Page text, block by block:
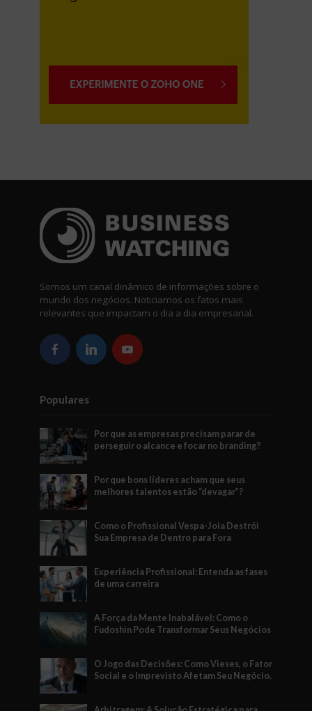
Somos um canal dinâmico de informações sobre o
mundo dos negócios. Noticiamos os fatos mais
relevantes que impactam o dia a dia empresarial.
Populares
Por que as empresas precisam parar de
perseguir o alcance e focar no branding?
Por que bons líderes acham que seus
melhores talentos estão “devagar”?
Como o Profissional Vespa-Joia Destrói
Sua Empresa de Dentro para Fora
Experiência Profissional: Entenda as fases
de uma carreira
A Força da Mente Inabalável: Como o
Fudoshin Pode Transformar Seus Negócios
O Jogo das Decisões: Como Vieses, o Fator
Social e o Imprevisto Afetam Seu Negócio.